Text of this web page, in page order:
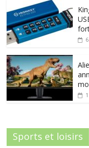
Sports et loisirs